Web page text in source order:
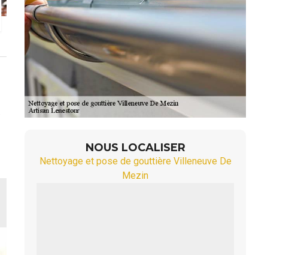
NOUS LOCALISER
Nettoyage et pose de gouttière Villeneuve De
Mezin